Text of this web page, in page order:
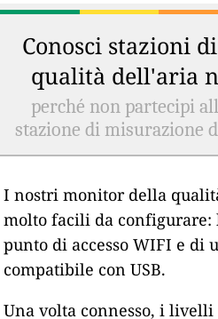
Conosci stazioni
qualità dell'aria
perché non partecipi
stazione di misurazione
I nostri monitor della
molto facili da configurare:
punto di accesso WIFI e di
compatibile con USB.
Una volta connesso, i